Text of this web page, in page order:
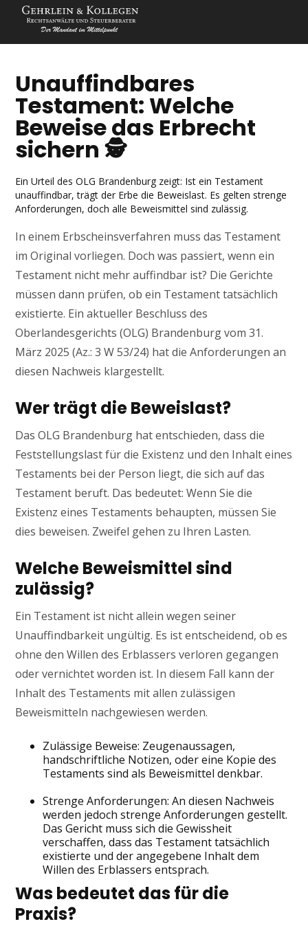
Unauffindbares
Testament: Welche
Beweise das Erbrecht
sichern 🕵️
Ein Urteil des OLG Brandenburg zeigt: Ist ein Testament
unauffindbar, trägt der Erbe die Beweislast. Es gelten strenge
Anforderungen, doch alle Beweismittel sind zulässig.
In einem Erbscheinsverfahren muss das Testament
im Original vorliegen. Doch was passiert, wenn ein
Testament nicht mehr auffindbar ist? Die Gerichte
müssen dann prüfen, ob ein Testament tatsächlich
existierte. Ein aktueller Beschluss des
Oberlandesgerichts (OLG) Brandenburg vom 31.
März 2025 (Az.: 3 W 53/24) hat die Anforderungen an
diesen Nachweis klargestellt.
Wer trägt die Beweislast?
Das OLG Brandenburg hat entschieden, dass die
Feststellungslast für die Existenz und den Inhalt eines
Testaments bei der Person liegt, die sich auf das
Testament beruft. Das bedeutet: Wenn Sie die
Existenz eines Testaments behaupten, müssen Sie
dies beweisen. Zweifel gehen zu Ihren Lasten.
Welche Beweismittel sind
zulässig?
Ein Testament ist nicht allein wegen seiner
Unauffindbarkeit ungültig. Es ist entscheidend, ob es
ohne den Willen des Erblassers verloren gegangen
oder vernichtet worden ist. In diesem Fall kann der
Inhalt des Testaments mit allen zulässigen
Beweismitteln nachgewiesen werden.
Zulässige Beweise: Zeugenaussagen,
handschriftliche Notizen, oder eine Kopie des
Testaments sind als Beweismittel denkbar.
Strenge Anforderungen: An diesen Nachweis
werden jedoch strenge Anforderungen gestellt.
Das Gericht muss sich die Gewissheit
verschaffen, dass das Testament tatsächlich
existierte und der angegebene Inhalt dem
Willen des Erblassers entsprach.
Was bedeutet das für die
Praxis?